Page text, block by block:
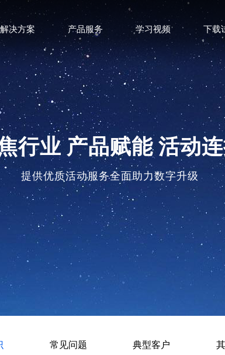
行业 产品赋能 活动
解决方案 产品服务 学习视频 下载
提供优质活动服务全面助力数字升级
常见问题 典型客户